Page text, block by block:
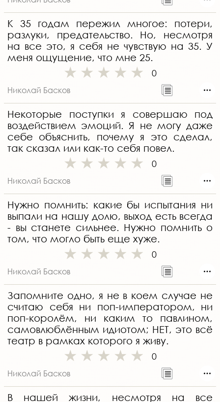
К 35 годам пережил многое: потери,
разлуки, предательство. Но, несмотря
на все это, я себя не чувствую на 35. У
меня ощущение, что мне 25.
0
Николай Басков
Некоторые поступки я совершаю под
воздействием эмоций. Я не могу даже
себе объяснить, почему я это сделал,
так сказал или как-то себя повел.
0
Николай Басков
Нужно помнить: какие бы испытания ни
выпали на нашу долю, выход есть всегда
- вы станете сильнее. Нужно помнить о
том, что могло быть еще хуже.
0
Николай Басков
Запомните одно, я не в коем случае не
считаю себя ни поп-императором, ни
поп-королём, ни каким то павлином,
самовлюблённым идиотом; НЕТ, это всё
театр в рамках которого я живу.
0
Николай Басков
В нашей жизни, несмотря на все